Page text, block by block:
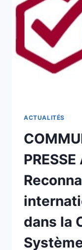
ACTUALITÉS
dans la